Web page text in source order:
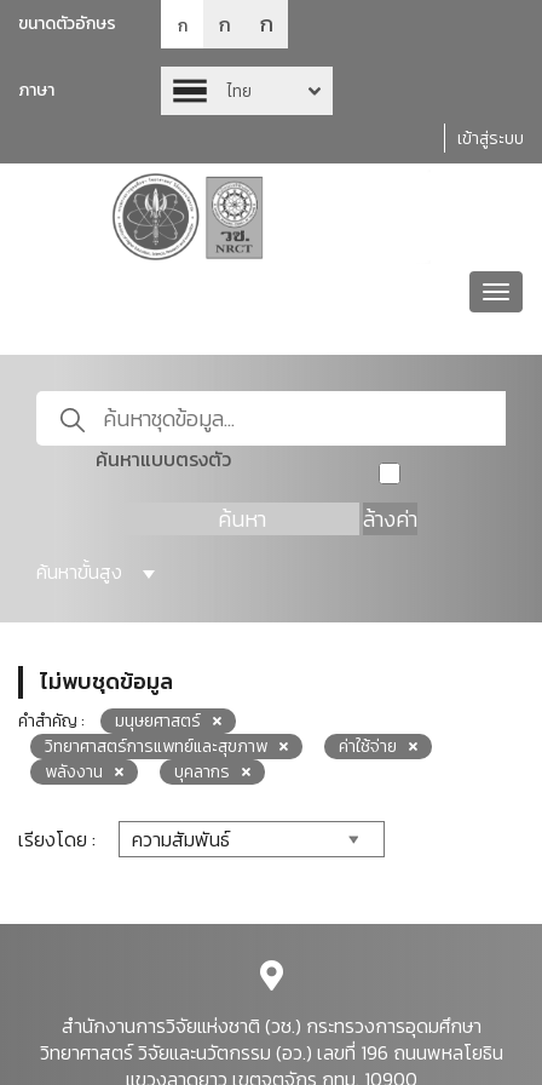
ขนาดตัวอักษร ก ก ก
ภาษา
ไทย
เข้าสู่ระบบ
ค้นหาแบบตรงตัว
ค้นหา ล้างค่า
ค้นหาขั้นสูง
ไม่พบชุดข้อมูล
คำสำคัญ :
มนุษยศาสตร์
วิทยาศาสตร์การแพทย์และสุขภาพ
ค่าใช้จ่าย
พลังงาน
บุคลากร
เรียงโดย :
สำนักงานการวิจัยแห่งชาติ (วช.) กระทรวงการอุดมศึกษา
วิทยาศาสตร์ วิจัยและนวัตกรรม (อว.) เลขที่ 196 ถนนพหลโยธิน
แขวงลาดยาว เขตจตุจักร กทม. 10900